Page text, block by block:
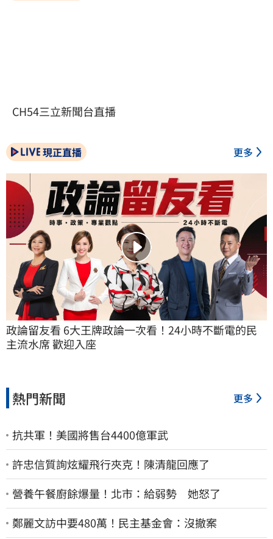
CH54三立新聞台直播
現正直播 更多
政論留友看 6大王牌政論一次看！24小時不斷電的民
主流水席 歡迎入座
熱門新聞 更多
抗共軍！美國將售台4400億軍武
許忠信質詢炫耀飛行夾克！陳清龍回應了
營養午餐廚餘爆量！北市：給弱勢 她怒了
鄭麗文訪中要480萬！民主基金會：沒撤案